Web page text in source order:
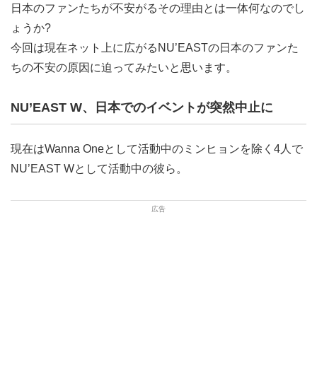
日本のファンたちが不安がるその理由とは一体何なのでし
ょうか?
今回は現在ネット上に広がるNU’EASTの日本のファンた
ちの不安の原因に迫ってみたいと思います。
NU’EAST W、日本でのイベントが突然中止に
現在はWanna Oneとして活動中のミンヒョンを除く4人で
NU’EAST Wとして活動中の彼ら。